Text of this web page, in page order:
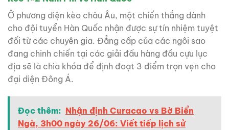
Ở phương diện kèo châu Âu, một chiến thắng dành
cho đội tuyển Hàn Quốc nhận được sự tín nhiệm tuyệt
đối từ các chuyên gia. Đẳng cấp của các ngôi sao
đang chinh chiến tại các giải đấu hàng đầu cựu lục
địa sẽ là chìa khóa để định đoạt 3 điểm trọn vẹn cho
đại diện Đông Á.
Đọc thêm: Nhận định Curacao vs Bờ Biển
Ngà, 3h00 ngày 26/06: Viết tiếp lịch sử